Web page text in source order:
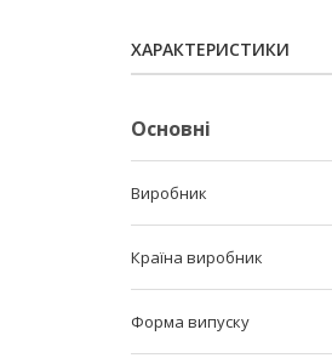
ХАРАКТЕРИСТИКИ
Основні
Виробник
Країна виробник
Форма випуску